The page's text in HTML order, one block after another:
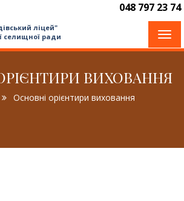
048 797 23 74
ліцей"
селищної ради
ВИХОВАННЯ
Основні орієнтири виховання